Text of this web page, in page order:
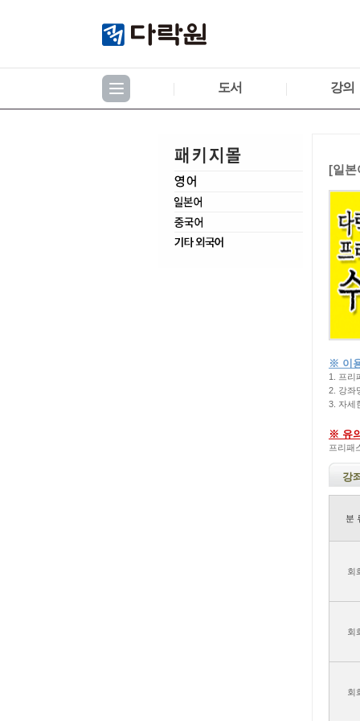
도서 강의
[일본
※ 이
1. 프리
2. 강좌
3. 자세
※ 유
프리패
강
분
회
회
회